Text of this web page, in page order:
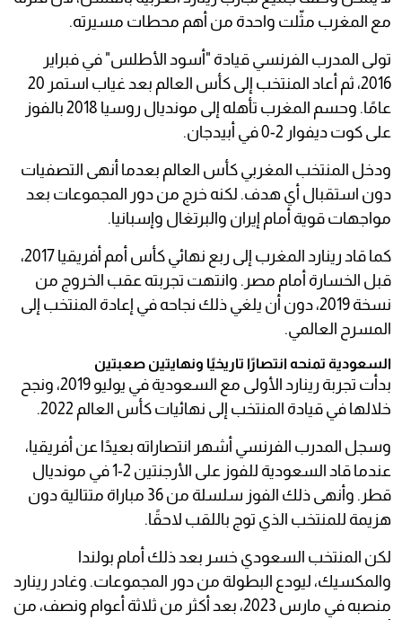
مع المغرب مثّلت واحدة من أهم محطات مسيرته.
تولى المدرب الفرنسي قيادة "أسود الأطلس" في فبراير
2016، ثم أعاد المنتخب إلى كأس العالم بعد غياب استمر 20
عامًا. وحسم المغرب تأهله إلى مونديال روسيا 2018 بالفوز
على كوت ديفوار 2-0 في أبيدجان.
ودخل المنتخب المغربي كأس العالم بعدما أنهى التصفيات
دون استقبال أي هدف. لكنه خرج من دور المجموعات بعد
مواجهات قوية أمام إيران والبرتغال وإسبانيا.
كما قاد رينارد المغرب إلى ربع نهائي كأس أمم أفريقيا 2017،
قبل الخسارة أمام مصر. وانتهت تجربته عقب الخروج من
نسخة 2019، دون أن يلغي ذلك نجاحه في إعادة المنتخب إلى
المسرح العالمي.
السعودية تمنحه انتصارًا تاريخيًا ونهايتين صعبتين
بدأت تجربة رينارد الأولى مع السعودية في يوليو 2019، ونجح
خلالها في قيادة المنتخب إلى نهائيات كأس العالم 2022.
وسجل المدرب الفرنسي أشهر انتصاراته بعيدًا عن أفريقيا،
عندما قاد السعودية للفوز على الأرجنتين 2-1 في مونديال
قطر. وأنهى ذلك الفوز سلسلة من 36 مباراة متتالية دون
هزيمة للمنتخب الذي توج باللقب لاحقًا.
لكن المنتخب السعودي خسر بعد ذلك أمام بولندا
والمكسيك، ليودع البطولة من دور المجموعات. وغادر رينارد
منصبه في مارس 2023، بعد أكثر من ثلاثة أعوام ونصف، من